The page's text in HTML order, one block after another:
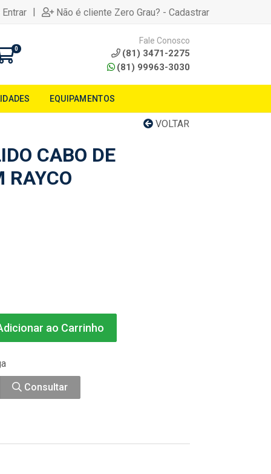
| Não é cliente Zero Grau? - Cadastrar
0
Fale Conosco
(81) 3471-2275
(81) 99963-3030
EQUIPAMENTOS
VOLTAR
CABO DE
RAYCO
ao Carrinho
Consultar